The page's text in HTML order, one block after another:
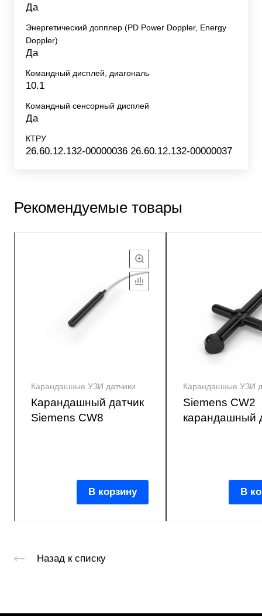
Да
Энергетический допплер (PD Power Doppler, Energy
Doppler)
Да
Командный дисплей, диагональ
10.1
Командный сенсорный дисплей
Да
КТРУ
26.60.12.132-00000036 26.60.12.132-00000037
Рекомендуемые товары
Карандашные УЗИ датчики
Карандашный датчик
Siemens CW8
В корзину
Карандашные УЗИ
Siemens CW2
карандашный
В
Назад к списку